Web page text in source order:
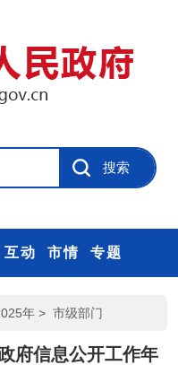
互动 市情 专题
年 > 市级部门
府信息公开工作年